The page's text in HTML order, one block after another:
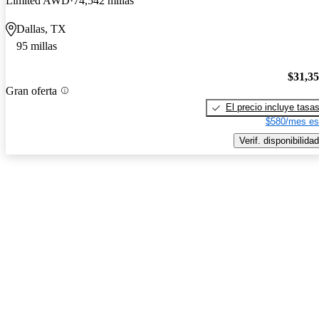
Dallas, TX
95 millas
Gran oferta
El precio incluye tasas
$580/mes
Verif. disponibilidad